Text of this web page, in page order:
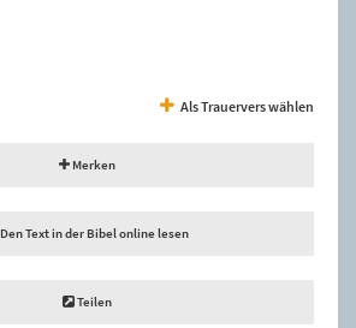
Als Trauervers wählen
Merken
Den Text in der Bibel online lesen
Teilen